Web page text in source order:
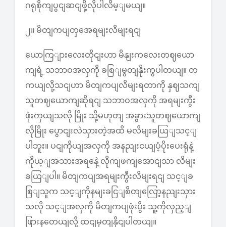
ဂရုစိုကျပွငျဆငျဖို့လိုပါလိမ့ျမယျ။
၂။ မိတျကပျတှအေရမျးလိမျးရငျ
ယောကြျားလေးတိုငျးဟာ မိနျးကလေးတဈယော
ကျရဲ့ သဘာဝအလှကို ခစြျမွတျနိုးကွပါတယျ။ တ
ကယျလို့သငျဟာ မိတျကပျလိမျးရတာကို နှဈသကျ
သူတဈယောကျဆိုရငျ သဘာဝအလှကို အရမျးကွီး
ဖုံးကှယျသလို မြိုး သို့မဟုတျ အခွားသူတဈယောကျ
လိုမြိုး ပွောငျးလဲသှားတဲ့အထိ မလိမျးခယြျသင့ျ
ပါဘူး။ ပငျကိုယျအလှကို အနညျးငယျပံ့ပိုးပေးရုံနဲ့
ကိုယ့ျအသားအရနေဲ့ လိုကျဖကျအောငျသာ လိမျး
ခယြျပါ။ မိတျကပျအရမျးကွီးလိမျးရငျ သင့ျခ
စြျသူက သင့ျကိုနမျးခငြျစိတျလြော့နညျးသှား
သလို သင့ျအလှကို မိတျကပျဖုံးပွီး သူ့ကိုလှည့ျ
ဖြားနတေယျလို့ ထငျမှတျနိုငျပါတယျ။